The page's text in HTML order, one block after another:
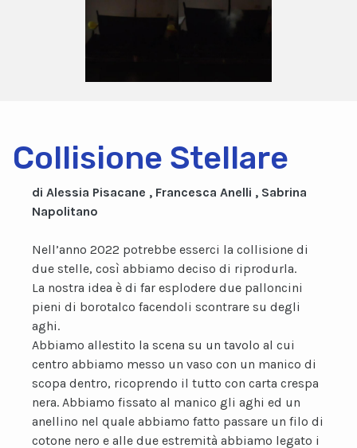
Collisione Stellare
di Alessia Pisacane , Francesca Anelli , Sabrina
Napolitano
Nell’anno 2022 potrebbe esserci la collisione di
due stelle, così abbiamo deciso di riprodurla.
La nostra idea è di far esplodere due palloncini
pieni di borotalco facendoli scontrare su degli
aghi.
Abbiamo allestito la scena su un tavolo al cui
centro abbiamo messo un vaso con un manico di
scopa dentro, ricoprendo il tutto con carta crespa
nera. Abbiamo fissato al manico gli aghi ed un
anellino nel quale abbiamo fatto passare un filo di
cotone nero e alle due estremità abbiamo legato i